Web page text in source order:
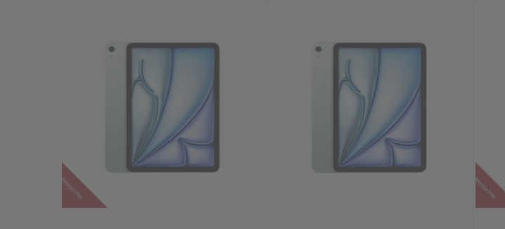
Restposten Restposten